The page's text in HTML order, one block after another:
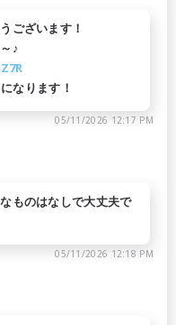
ございます！
♪
なります！
05/11/2026 12:17 PM
ものはなしで大丈夫で
05/11/2026 12:18 PM